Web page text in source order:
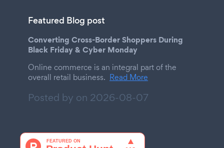
Featured Blog post
Converting Cross-Border Shoppers During
Black Friday & Cyber Monday
Online commerce is an integral part of the
overall retail business. Read More
Posted by on 2026-08-07